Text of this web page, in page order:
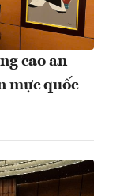
cao an
mực quốc